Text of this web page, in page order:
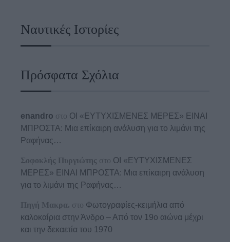
Ναυτικές Ιστορίες
Πρόσφατα Σχόλια
enandro στο ΟΙ «ΕΥΤΥΧΙΣΜΕΝΕΣ ΜΕΡΕΣ» ΕΙΝΑΙ
ΜΠΡΟΣΤΑ: Μια επίκαιρη ανάλυση για το λιμάνι της
Ραφήνας…
Σοφοκλής Πυργιώτης στο ΟΙ «ΕΥΤΥΧΙΣΜΕΝΕΣ
ΜΕΡΕΣ» ΕΙΝΑΙ ΜΠΡΟΣΤΑ: Μια επίκαιρη ανάλυση
για το λιμάνι της Ραφήνας…
Πηγή Μακρα. στο Φωτογραφίες-κειμήλια από
καλοκαίρια στην Άνδρο – Από τον 19ο αιώνα μέχρι
και την δεκαετία του 1970